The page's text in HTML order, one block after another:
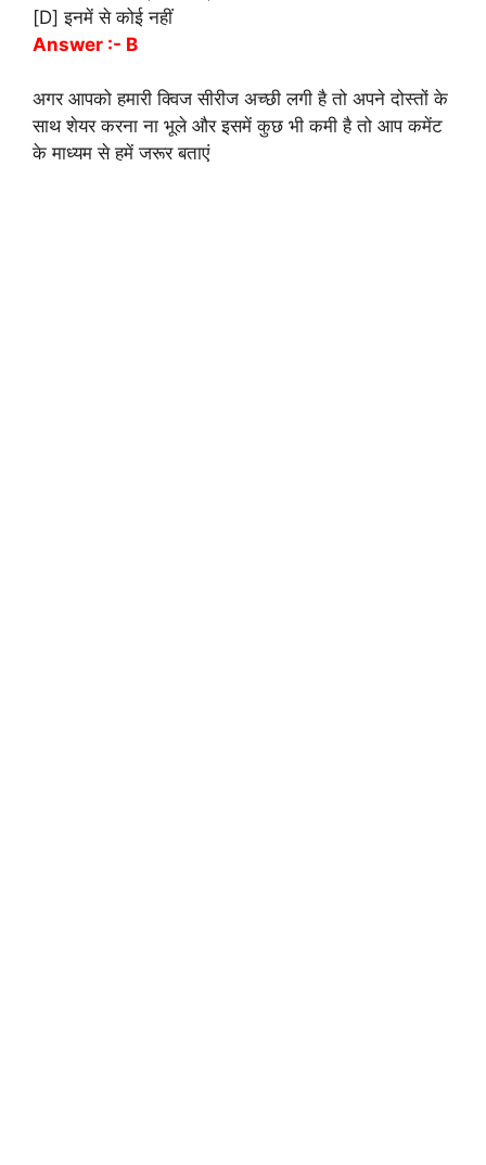
[D] इनमें से कोई नहीं
Answer :- B
अगर आपको हमारी क्विज सीरीज अच्छी लगी है तो अपने दोस्तों के
साथ शेयर करना ना भूले और इसमें कुछ भी कमी है तो आप कमेंट
के माध्यम से हमें जरूर बताएं